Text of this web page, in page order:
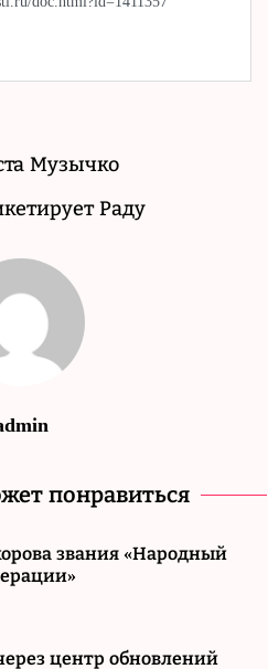
Музычко
Раду
понравиться
звания «Народный
центр обновлений